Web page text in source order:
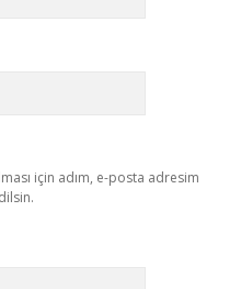
için adım, e-posta adresim